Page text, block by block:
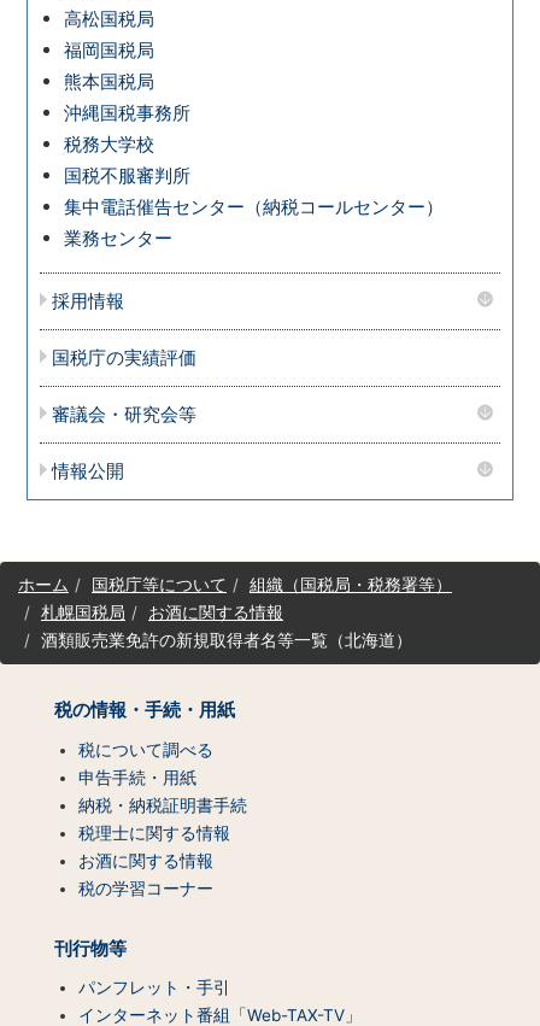
高松国税局
福岡国税局
熊本国税局
沖縄国税事務所
税務大学校
国税不服審判所
集中電話催告センター（納税コールセンター）
業務センター
採用情報
国税庁の実績評価
審議会・研究会等
情報公開
サ
イホーム 国税庁等について
組織（国税局・税務署等）
札幌国税局
お酒に関する情報
酒類販売業免許の新規取得者名等一覧（北海道）
税の情報・手続・用紙
税について調べる
申告手続・用紙
納税・納税証明書手続
税理士に関する情報
お酒に関する情報
税の学習コーナー
刊行物等
パンフレット・手引
インターネット番組「Web-TAX-TV」